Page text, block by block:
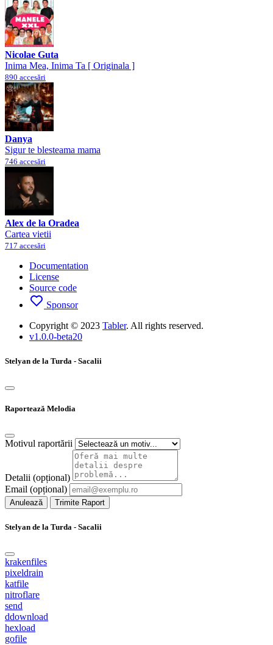
Nicolae Guta
Inima Mea, Inima Ta [ Originala ]
890 accesări
Danya
Sigur te blesteama mama
746 accesări
Alex de la Oradea
Cartea vietii
717 accesări
Documentation
License
Source code
Sponsor
Copyright © 2023 Tabler. All rights reserved.
v1.0.0-beta20
Stelyan de la Turda - Sacalii
Raportează Melodia
Motivul raportării
Detalii (opțional)
Email (opțional)
Anulează Trimite Raport
Stelyan de la Turda - Sacalii
krakenfiles
pixeldrain
katfile
nitroflare
send
ddownload
hexload
gofile